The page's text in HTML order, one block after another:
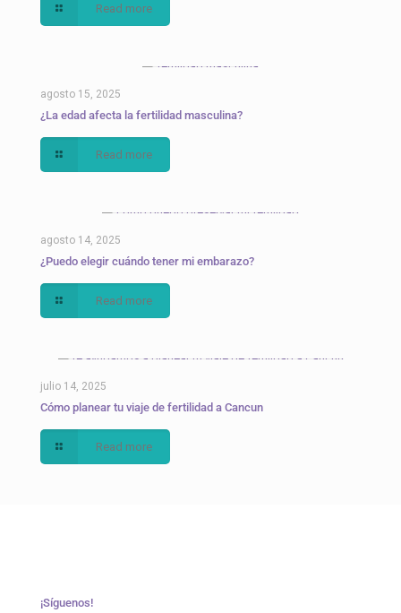
Read more
agosto 15, 2025
¿La edad afecta la fertilidad masculina?
Read more
agosto 14, 2025
¿Puedo elegir cuándo tener mi embarazo?
Read more
julio 14, 2025
Cómo planear tu viaje de fertilidad a Cancun
Read more
¡Síguenos!